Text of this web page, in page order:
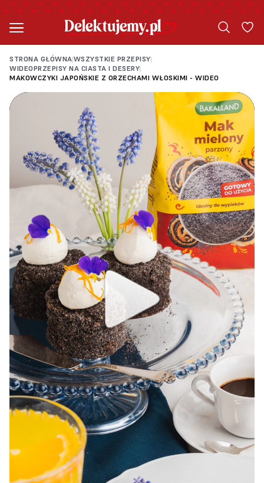
STRONA GŁÓWNA|WSZYSTKIE PRZEPISY|
WIDEOPRZEPISY NA CIASTA I DESERY|
MAKOWCZYKI JAPOŃSKIE Z ORZECHAMI WŁOSKIMI - WIDEO
Loading